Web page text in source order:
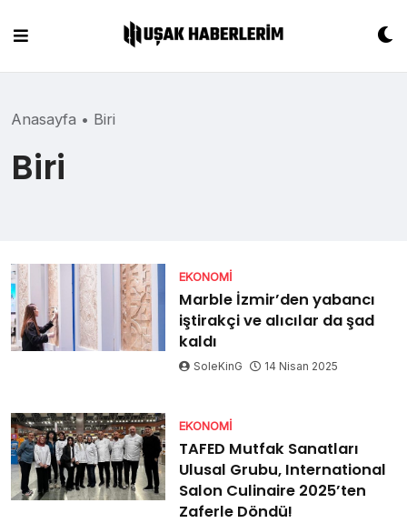
content
Anasayfa • Biri
Biri
EKONOMI
Marble İzmir’den yabancı
iştirakçi ve alıcılar da şad
kaldı
SoleKinG 14 Nisan 2025
EKONOMI
TAFED Mutfak Sanatları
Ulusal Grubu, International
Salon Culinaire 2025’ten
Zaferle Döndü!